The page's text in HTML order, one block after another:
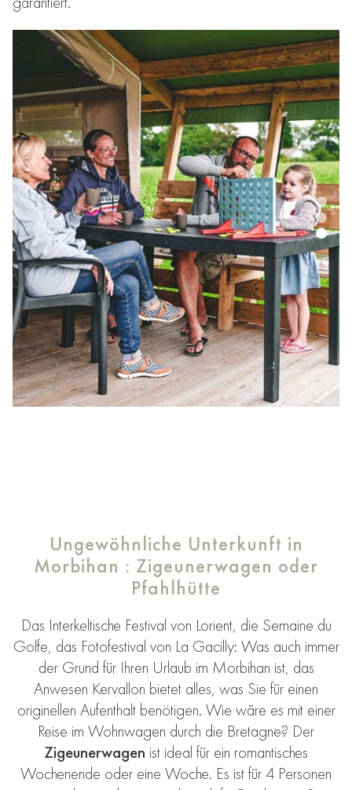
Ungewöhnliche Unterkunft in
Morbihan : Zigeunerwagen oder
Pfahlhütte
Das Interkeltische Festival von Lorient, die Semaine du
Golfe, das Fotofestival von La Gacilly: Was auch immer
der Grund für Ihren Urlaub im Morbihan ist, das
Anwesen Kervallon bietet alles, was Sie für einen
originellen Aufenthalt benötigen. Wie wäre es mit einer
Reise im Wohnwagen durch die Bretagne? Der
Zigeunerwagen ist ideal für ein romantisches
Wochenende oder eine Woche. Es ist für 4 Personen